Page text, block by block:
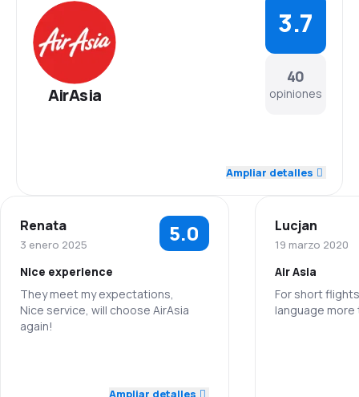
AirAsia
40
opiniones
3.7
Red de conexiones 4.0
Precio del billete 4.0
Comodidad de viaje 3.6
Ampliar detalles
Renata
3 enero 2025 5.0
Nice experience
They meet my expectations,
Nice service, will choose AirAsia
again!
Ampliar detalles
Lucjan
19 marzo 2020
Air Asia
For short
language more